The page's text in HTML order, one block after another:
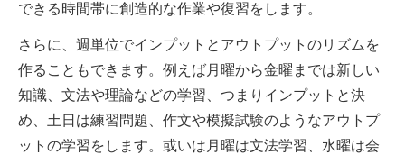
できる時間帯に創造的な作業や復習をします。
さらに、週単位でインプットとアウトプットのリズムを
作ることもできます。例えば月曜から金曜までは新しい
知識、文法や理論などの学習、つまりインプットと決
め、土日は練習問題、作文や模擬試験のようなアウトプ
ットの学習をします。或いは月曜は文法学習、水曜は会